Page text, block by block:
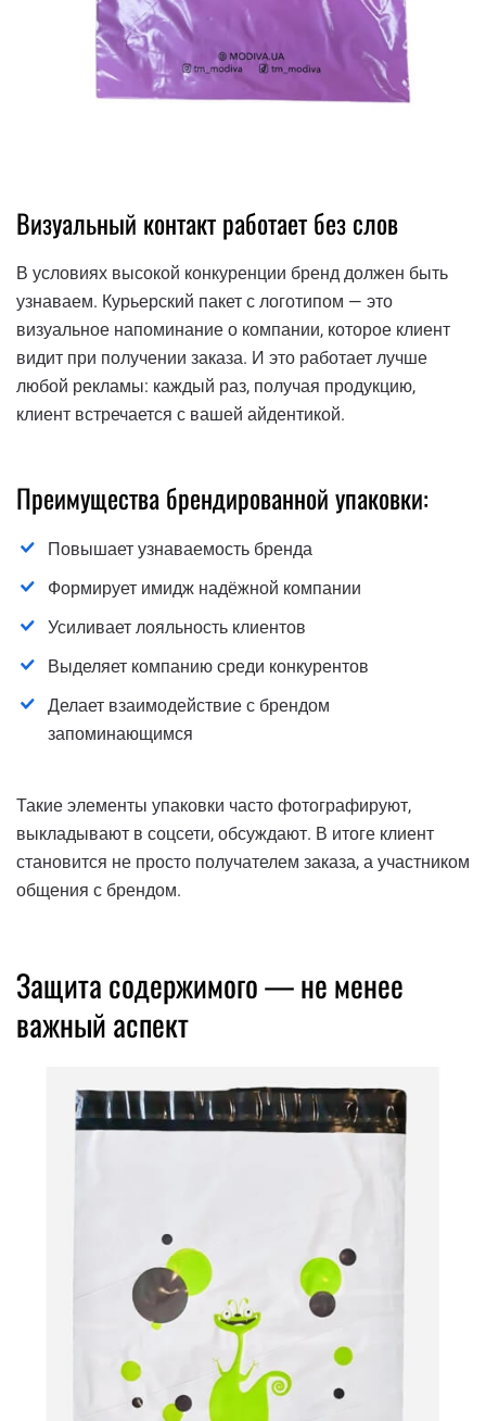
Визуальный контакт работает без слов
В условиях высокой конкуренции бренд должен быть
узнаваем. Курьерский пакет с логотипом — это
визуальное напоминание о компании, которое клиент
видит при получении заказа. И это работает лучше
любой рекламы: каждый раз, получая продукцию,
клиент встречается с вашей айдентикой.
Преимущества брендированной упаковки:
Повышает узнаваемость бренда
Формирует имидж надёжной компании
Усиливает лояльность клиентов
Выделяет компанию среди конкурентов
Делает взаимодействие с брендом
запоминающимся
Такие элементы упаковки часто фотографируют,
выкладывают в соцсети, обсуждают. В итоге клиент
становится не просто получателем заказа, а участником
общения с брендом.
Защита содержимого — не менее
важный аспект